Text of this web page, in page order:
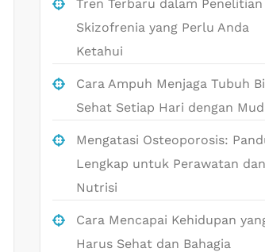
Tren Terbaru dalam Penelitian
Skizofrenia yang Perlu Anda
Ketahui
Cara Ampuh Menjaga Tubuh
Sehat Setiap Hari dengan
Mengatasi Osteoporosis:
Lengkap untuk Perawatan dan
Nutrisi
Cara Mencapai Kehidupan
Harus Sehat dan Bahagia